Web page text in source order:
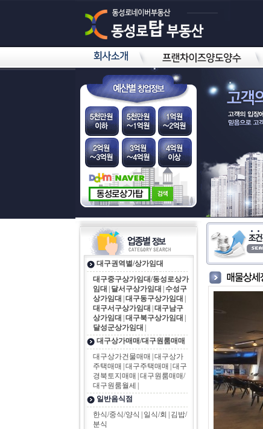
대구권역별/상가임대
대구중구상가임대/동성로상가
임대
달서구상가임대
수성구
상가임대 대구동구상가임대
대구서구상가임대 대구남구
상가임대 대구북구상가임대
달성군상가임대
대구상가매매/대구원룸매매
대구상가건물매매 대구상가
주택매매 대구주택매매 대구
경북토지매매 대구원룸매매/
대구원룸월세
일반음식점
한식/중식/양식
일식/회
김밥/
분식